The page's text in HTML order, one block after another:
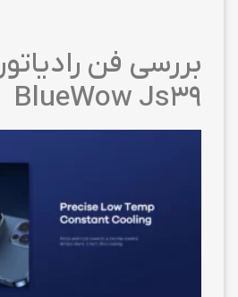
بررسی فن
BlueWow Js39